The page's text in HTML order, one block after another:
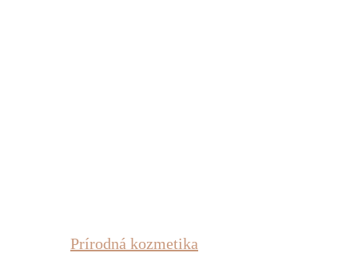
Prírodná kozmetika